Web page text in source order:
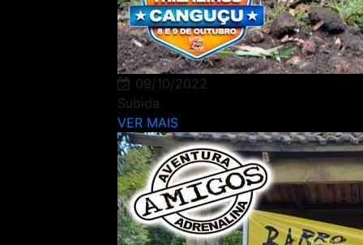
09/10/2022
Subida
VER MAIS